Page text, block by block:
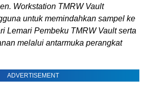
Workstation TMRW Vault
untuk memindahkan sampel ke
Lemari Pembeku TMRW Vault serta
melalui antarmuka perangkat
ADVERTISEMENT